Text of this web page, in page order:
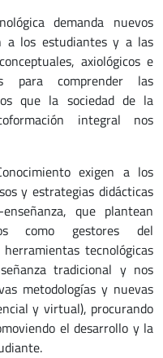
demanda nuevos
a los estudiantes y a las
axiológicos e
para comprender las
que la sociedad de la
integral nos
exigen a los
y estrategias didácticas
que plantean
como gestores del
tecnológicas
tradicional y nos
metodologías y nuevas
y virtual), procurando
el desarrollo y la